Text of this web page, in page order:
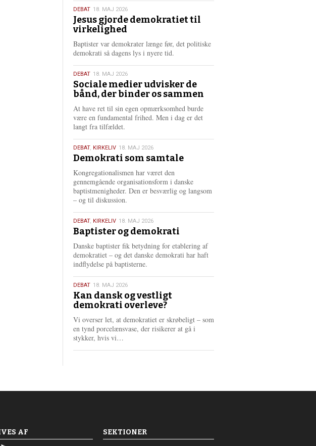
e
e
18.
maj
2026
DEBAT 18. MAJ 2026
Jesus gjorde demokratiet til
virkelighed
Baptister var demokrater længe før, det politiske
demokrati så dagens lys i nyere tid.
18.
maj
2026
DEBAT 18. MAJ 2026
Sociale medier udvisker de
bånd, der binder os sammen
At have ret til sin egen opmærksomhed burde
være en fundamental frihed. Men i dag er det
langt fra tilfældet.
18.
maj
2026
DEBAT, KIRKELIV 18. MAJ 2026
Demokrati som samtale
Kongregationalismen har været den
gennemgående organisationsform i danske
baptistmenigheder. Den er besværlig og langsom
– og til diskussion.
18.
maj
2026
DEBAT, KIRKELIV 18. MAJ 2026
Baptister og demokrati
Danske baptister fik betydning for etablering af
demokratiet – og det danske demokrati har haft
indflydelse på baptisterne.
18.
maj
2026
DEBAT 18. MAJ 2026
Kan dansk og vestligt
demokrati overleve?
Vi overser let, at demokratiet er skrøbeligt – som
en tynd porcelænsvase, der risikerer at gå i
stykker, hvis vi…
e
AF SEKTIONER